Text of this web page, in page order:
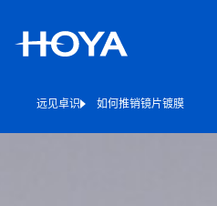
远见卓识 如何推销镜片镀膜